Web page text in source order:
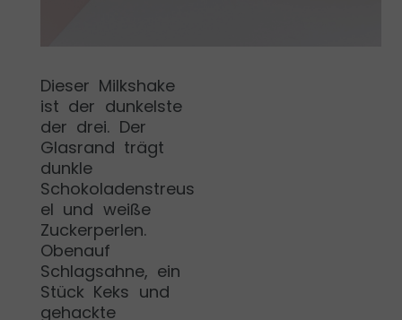
Dieser Milkshake
ist der dunkelste
der drei. Der
Glasrand trägt
dunkle
Schokoladenstreus
el und weiße
Zuckerperlen.
Obenauf
Schlagsahne, ein
Stück Keks und
gehackte